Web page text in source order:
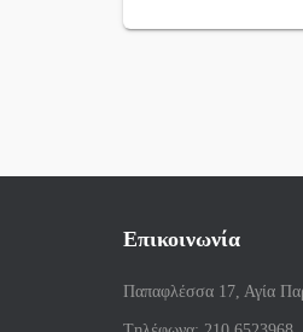
Επικοινωνία
Παπαφλέσσα 17, Αγία